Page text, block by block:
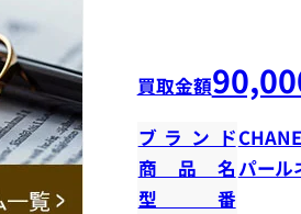
買取金額
ブランド
商品名パール
型番